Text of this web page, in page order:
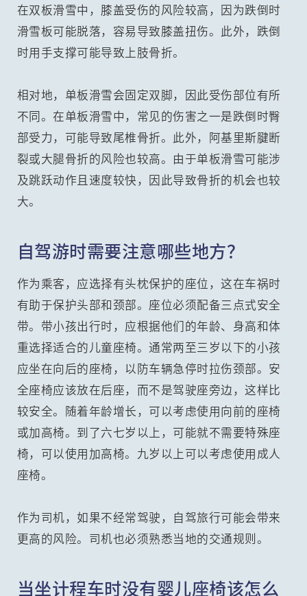
在双板滑雪中，膝盖受伤的风险较高，因为跌倒时
滑雪板可能脱落，容易导致膝盖扭伤。此外，跌倒
时用手支撑可能导致上肢骨折。
相对地，单板滑雪会固定双脚，因此受伤部位有所
不同。在单板滑雪中，常见的伤害之一是跌倒时臀
部受力，可能导致尾椎骨折。此外，阿基里斯腱断
裂或大腿骨折的风险也较高。由于单板滑雪可能涉
及跳跃动作且速度较快，因此导致骨折的机会也较
大。
自驾游时需要注意哪些地方？
作为乘客，应选择有头枕保护的座位，这在车祸时
有助于保护头部和颈部。座位必须配备三点式安全
带。带小孩出行时，应根据他们的年龄、身高和体
重选择适合的儿童座椅。通常两至三岁以下的小孩
应坐在向后的座椅，以防车辆急停时拉伤颈部。安
全座椅应该放在后座，而不是驾驶座旁边，这样比
较安全。随着年龄增长，可以考虑使用向前的座椅
或加高椅。到了六七岁以上，可能就不需要特殊座
椅，可以使用加高椅。九岁以上可以考虑使用成人
座椅。
作为司机，如果不经常驾驶，自驾旅行可能会带来
更高的风险。司机也必须熟悉当地的交通规则。
当坐计程车时没有婴儿座椅该怎么